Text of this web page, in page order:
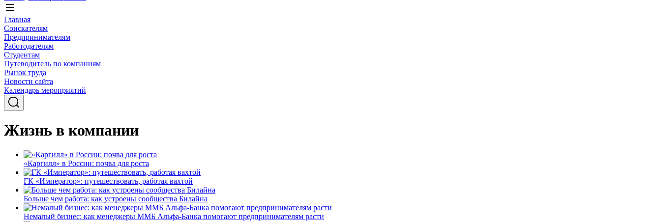
Главная
Соискателям
Предпринимателям
Работодателям
Студентам
Путеводитель по компаниям
Рынок труда
Новости сайта
Календарь мероприятий
Жизнь в компании
«Каргилл» в России: почва для роста
ГК «Император»: путешествовать, работая вахтой
Больше чем работа: как устроены сообщества Билайна
Немалый бизнес: как менеджеры ММБ Альфа-Банка помогают предпринимателям расти